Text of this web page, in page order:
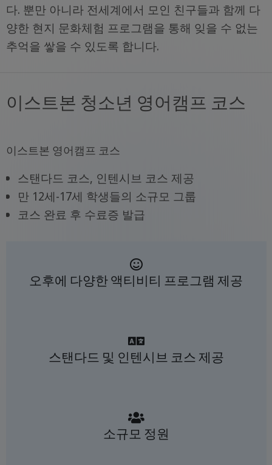
다. 뿐만 아니라 전세계에서 모인 친구들과 함께 다
양한 현지 문화체험 프로그램을 통해 잊을 수 없는
추억을 쌓을 수 있도록 합니다.
이스트본 청소년 영어캠프 코스
이스트본 영어캠프 코스
스탠다드 코스, 인텐시브 코스 제공
만 12세-17세 학생들의 소규모 그룹
코스 완료 후 수료증 발급
오후에 다양한 액티비티 프로그램 제공
스탠다드 및 인텐시브 코스 제공
소규모 정원